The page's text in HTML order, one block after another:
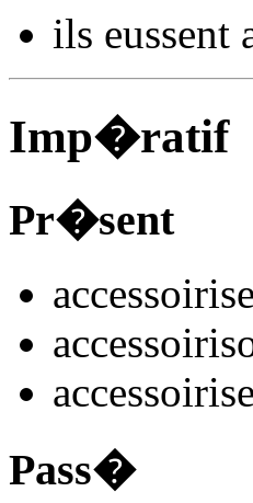
ils eussent
Imp�ratif
Pr�sent
accessoirise
accessoiris
accessoiris
Pass�